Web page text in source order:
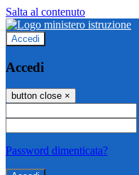
Salta al contenuto
Accedi
Accedi
button close ×
Password dimenticata?